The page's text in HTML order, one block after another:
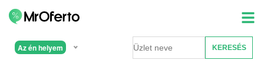
Az én helyem